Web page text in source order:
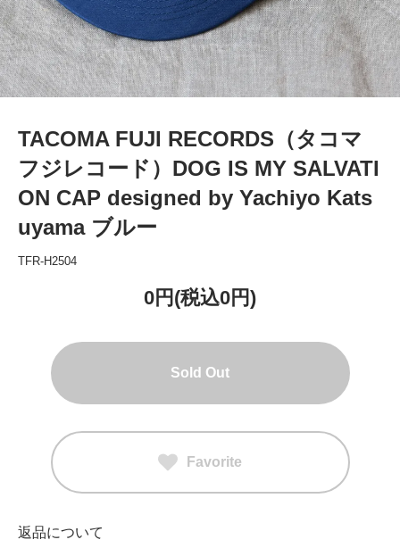
TACOMA FUJI RECORDS（タコマ
フジレコード）DOG IS MY SALVATI
ON CAP designed by Yachiyo Kats
uyama ブルー
TFR-H2504
0円(税込0円)
Sold Out
Favorite
返品について